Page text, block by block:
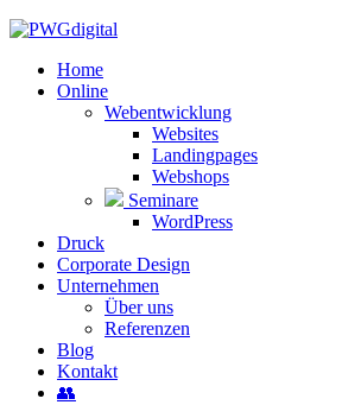
Home
Online
Webentwicklung
Websites
Landingpages
Webshops
Seminare
WordPress
Druck
Corporate Design
Unternehmen
Über uns
Referenzen
Blog
Kontakt
👥